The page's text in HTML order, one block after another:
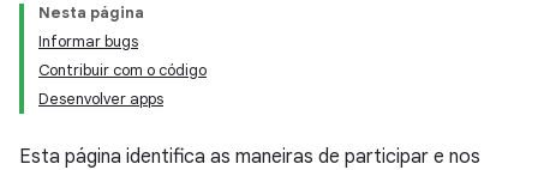
Nesta página
Informar bugs
Contribuir com o código
Desenvolver apps
Esta página identifica as maneiras de participar e nos